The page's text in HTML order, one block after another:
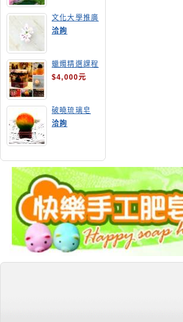
文化大學推廣
部高雄分部手
工皂教學
洽詢
蠟燭精選課程
$4,000元
破曉琉璃皂
洽詢